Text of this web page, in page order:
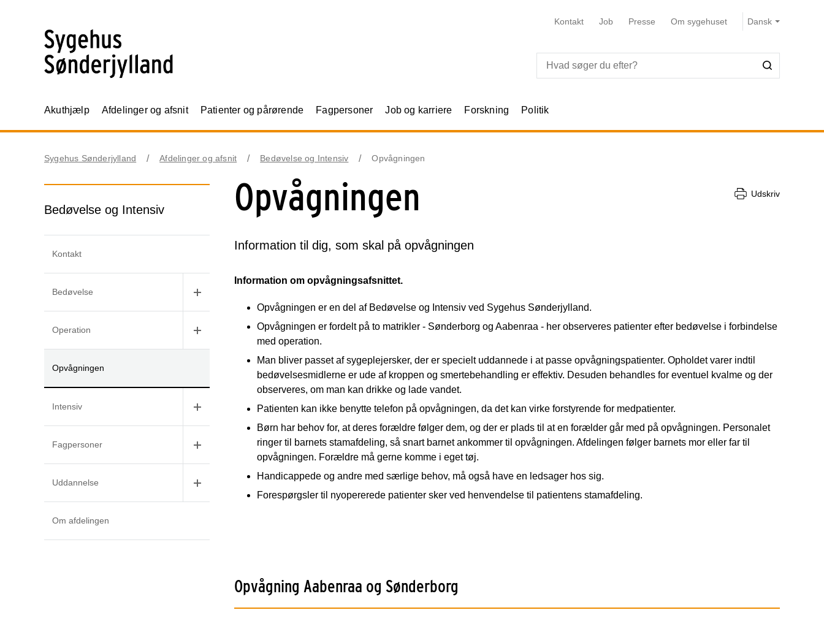
Kontakt Job Presse Om sygehuset
Akuthjælp Afdelinger og afsnit Patienter og pårørende Fagpersoner Job og karriere Forskning Politik
Sygehus Sønderjylland Afdelinger og afsnit Bedøvelse og Intensiv Opvågningen
Bedøvelse og Intensiv
Kontakt
Bedøvelse
Operation
Opvågningen
Intensiv
Fagpersoner
Uddannelse
Om afdelingen
Opvågningen Udskriv
Information til dig, som skal på opvågningen
Information om opvågningsafsnittet.
Opvågningen er en del af Bedøvelse og Intensiv ved Sygehus Sønderjylland.
Opvågningen er fordelt på to matrikler - Sønderborg og Aabenraa - her observeres patienter efter bedøvelse i forbindelse
med operation.
Man bliver passet af sygeplejersker, der er specielt uddannede i at passe opvågningspatienter. Opholdet varer indtil
bedøvelsesmidlerne er ude af kroppen og smertebehandling er effektiv. Desuden behandles for eventuel kvalme og der
observeres, om man kan drikke og lade vandet.
Patienten kan ikke benytte telefon på opvågningen, da det kan virke forstyrende for medpatienter.
Børn har behov for, at deres forældre følger dem, og der er plads til at en forælder går med på opvågningen. Personalet
ringer til barnets stamafdeling, så snart barnet ankommer til opvågningen. Afdelingen følger barnets mor eller far til
opvågningen. Forældre må gerne komme i eget tøj.
Handicappede og andre med særlige behov, må også have en ledsager hos sig.
Forespørgsler til nyopererede patienter sker ved henvendelse til patientens stamafdeling.
Opvågning Aabenraa og Sønderborg